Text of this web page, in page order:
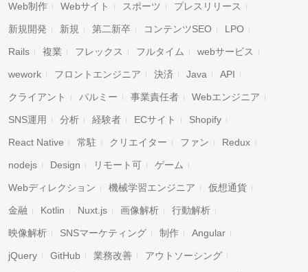
Web制作 Webサイト スポーツ プレスリリース
新規開発 新規 第二新卒 コンテンツSEO LPO
Rails 複業 フレックス フルタイム webサービス
wework フロントエンジニア 決済 Java API
クライアント パルミー 事業責任者 Webエンジニア
SNS運用 分析 経験者 ECサイト Shopify
React Native 常駐 クリエイター ファン Redux
nodejs Design リモート可 ゲーム
Webディレクション 機械学習エンジニア 仮想通貨
金融 Kotlin Nuxt.js 画像解析 行動解析
映像解析 SNSマーケティング 制作 Angular
jQuery GitHub 業務改善 アウトソーシング